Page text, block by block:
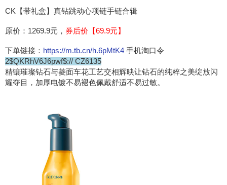
CK【带礼盒】真钻跳动心项链手链合辑
原价：1269.9元， 券后价【69.9元】
下单链接： https://m.tb.cn/h.6pMtK4 手机淘口令
2$QKRhV6J6pwf$:// CZ6135
精镶璀璨钻石与菱面车花工艺交相辉映让钻石的纯粹之美绽放闪
耀夺目，加厚电镀不易褪色佩戴舒适不易过敏。